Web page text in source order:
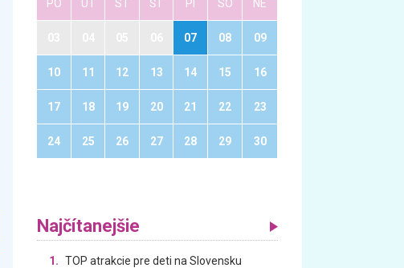
PO UT ST ŠT PI SO NE
07 08 09
10 11 12 13 14 15 16
17 18 19 20 21 22 23
24 25 26 27 28 29 30
Najčítanejšie
1. TOP atrakcie pre deti na Slovensku